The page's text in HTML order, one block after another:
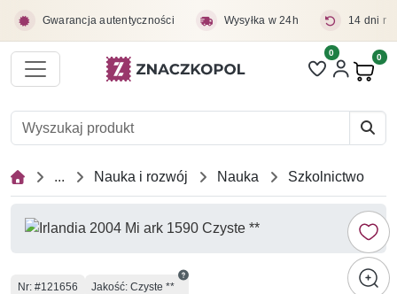
Gwarancja autentyczności Wysyłka w 24h 14 dni
Liczba pozycji
0 0
... Nauka i rozwój Nauka Szkolnictwo
Numer
Nr: #121656 Jakość: Czyste **